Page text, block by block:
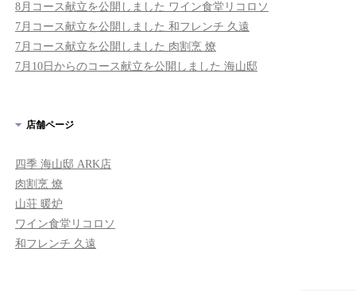
8月コース献立を公開しました ワイン食堂リコロソ
7月コース献立を公開しました 和フレンチ 久遠
7月コース献立を公開しました 肉割烹 燎
7月10日からのコース献立を公開しました 海山邸
店舗ページ
四季 海山邸 ARK店
肉割烹 燎
山荘 暖炉
ワイン食堂リコロソ
和フレンチ 久遠